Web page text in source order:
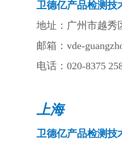
卫德亿产品检测技
地址：广州市越秀
邮箱：vde-
电话：020-8375
上海
卫德亿产品检测技